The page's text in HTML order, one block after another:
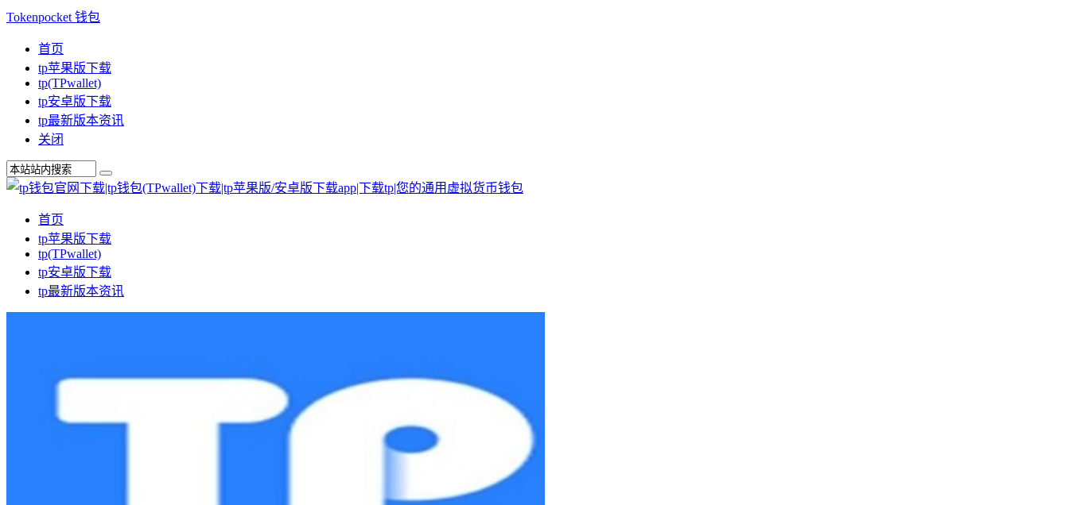
Tokenpocket 钱包
首页
tp苹果版下载
tp(TPwallet)
tp安卓版下载
tp最新版本资讯
关闭
首页
tp苹果版下载
tp(TPwallet)
tp安卓版下载
tp最新版本资讯